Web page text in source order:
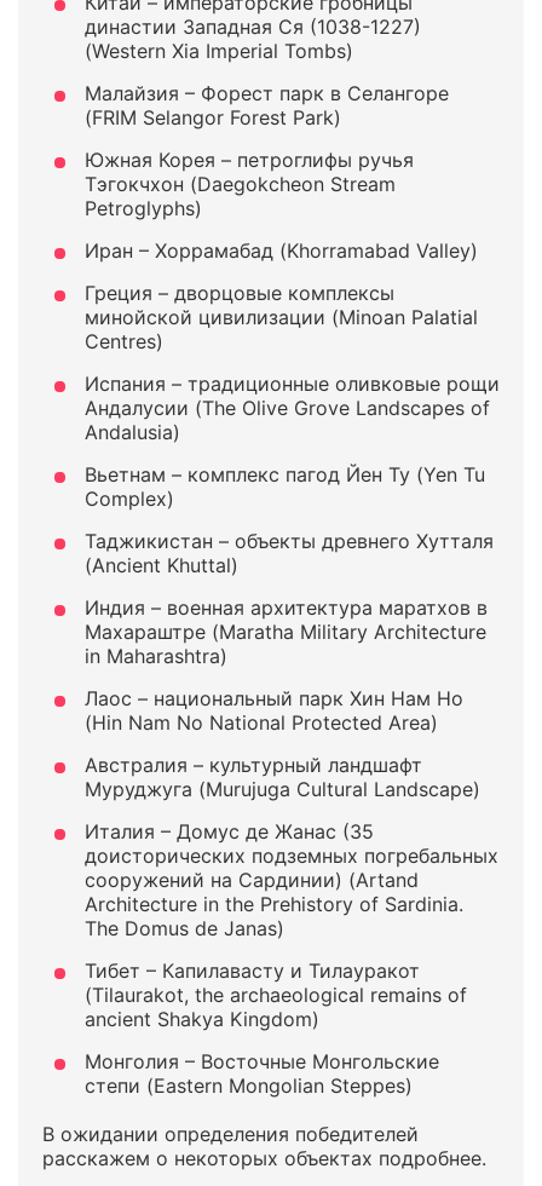
династии Западная Ся (1038-1227)
(Western Xia Imperial Tombs)
Малайзия – Форест парк в Селангоре
(FRIM Selangor Forest Park)
Южная Корея – петроглифы ручья
Тэгокчхон (Daegokcheon Stream
Petroglyphs)
Иран – Хоррамабад (Khorramabad Valley)
Греция – дворцовые комплексы
минойской цивилизации (Minoan Palatial
Centres)
Испания – традиционные оливковые рощи
Андалусии (The Olive Grove Landscapes of
Andalusia)
Вьетнам – комплекс пагод Йен Ту (Yen Tu
Complex)
Таджикистан – объекты древнего Хутталя
(Ancient Khuttal)
Индия – военная архитектура маратхов в
Махараштре (Maratha Military Architecture
in Maharashtra)
Лаос – национальный парк Хин Нам Но
(Hin Nam No National Protected Area)
Австралия – культурный ландшафт
Муруджуга (Murujuga Cultural Landscape)
Италия – Домус де Жанас (35
доисторических подземных погребальных
сооружений на Сардинии) (Artand
Architecture in the Prehistory of Sardinia.
The Domus de Janas)
Тибет – Капилавасту и Тилауракот
(Tilaurakot, the archaeological remains of
ancient Shakya Kingdom)
Монголия – Восточные Монгольские
степи (Eastern Mongolian Steppes)
В ожидании определения победителей
расскажем о некоторых объектах подробнее.